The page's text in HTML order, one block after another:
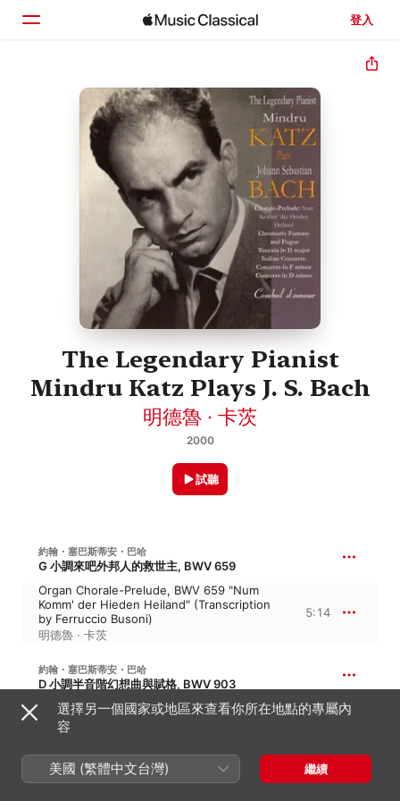
登入
首頁
The Legendary Pianist
Mindru Katz Plays J. S. Bach
明德魯 · 卡茨
2000
試聽
約翰・塞巴斯蒂安・巴哈
G 小調來吧外邦人的救世主, BWV 659
Organ Chorale-Prelude, BWV 659 "Num
Komm' der Hieden Heiland" (Transcription
by Ferruccio Busoni)
明德魯 · 卡茨
5:14
約翰・塞巴斯蒂安・巴哈
D 小調半音階幻想曲與賦格, BWV 903
Chromatic Fantasy and Fugue, BWV 903
明德魯 · 卡茨
約翰・塞巴斯蒂安・巴哈
選擇另一個國家或地區來查看你所在地點的專屬內
容
美國 (繁體中文台灣) 繼續